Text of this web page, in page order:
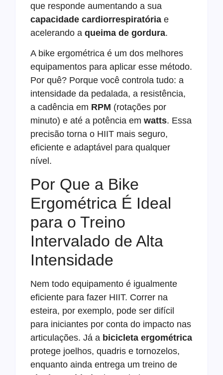
que responde aumentando a sua
capacidade cardiorrespiratória e
acelerando a queima de gordura.
A bike ergométrica é um dos melhores
equipamentos para aplicar esse método.
Por quê? Porque você controla tudo: a
intensidade da pedalada, a resistência,
a cadência em RPM (rotações por
minuto) e até a potência em watts. Essa
precisão torna o HIIT mais seguro,
eficiente e adaptável para qualquer
nível.
Por Que a Bike
Ergométrica É Ideal
para o Treino
Intervalado de Alta
Intensidade
Nem todo equipamento é igualmente
eficiente para fazer HIIT. Correr na
esteira, por exemplo, pode ser difícil
para iniciantes por conta do impacto nas
articulações. Já a bicicleta ergométrica
protege joelhos, quadris e tornozelos,
enquanto ainda entrega um treino de